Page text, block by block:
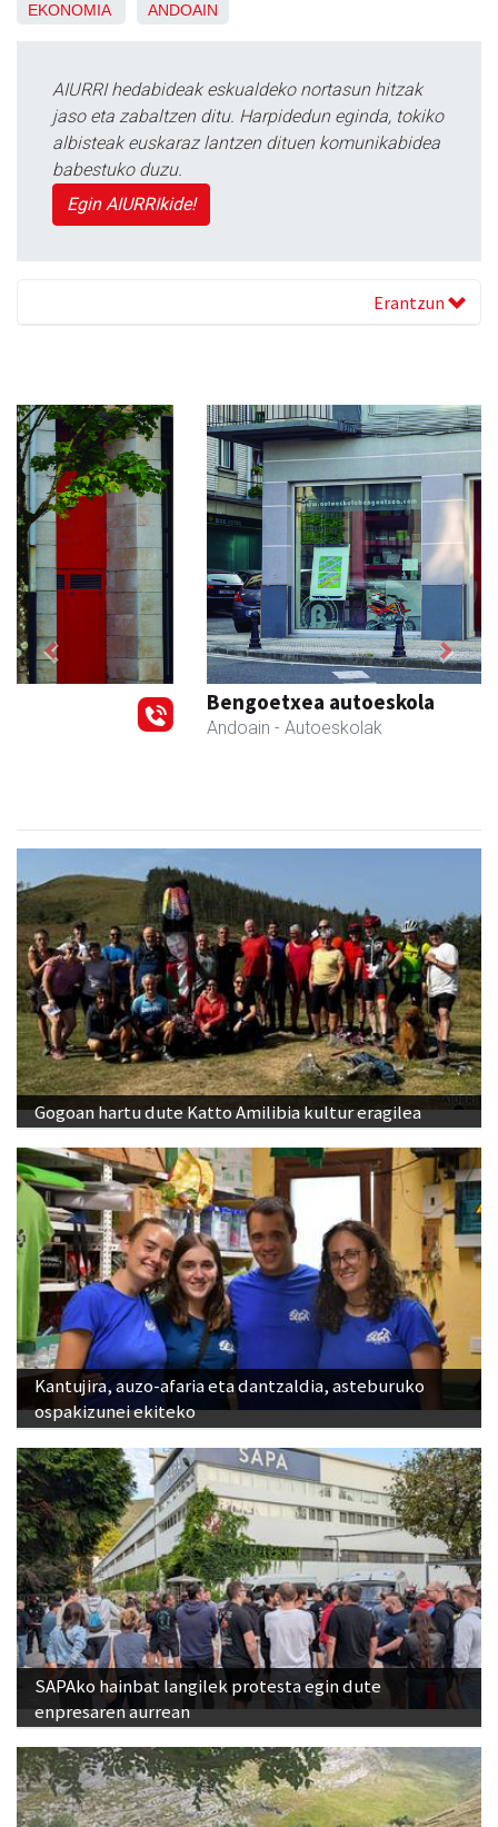
EKONOMIA ANDOAIN
AIURRI hedabideak eskualdeko nortasun hitzak
jaso eta zabaltzen ditu. Harpidedun eginda, tokiko
albisteak euskaraz lantzen dituen komunikabidea
babestuko duzu.
Egin AIURRIkide!
Erantzun
Bengoetxea autoeskola
- Autoeskolak
Previous Next
Gogoan hartu dute Katto Amilibia kultur eragilea
Kantujira, auzo-afaria eta dantzaldia, asteburuko
ospakizunei ekiteko
SAPAko hainbat langilek protesta egin dute
enpresaren aurrean